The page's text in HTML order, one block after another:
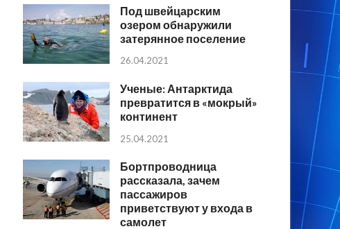
Под швейцарским
озером обнаружили
затерянное поселение
26.04.2021
Ученые: Антарктида
превратится в «мокрый»
континент
25.04.2021
Бортпроводница
рассказала, зачем
пассажиров
приветствуют у входа в
самолет